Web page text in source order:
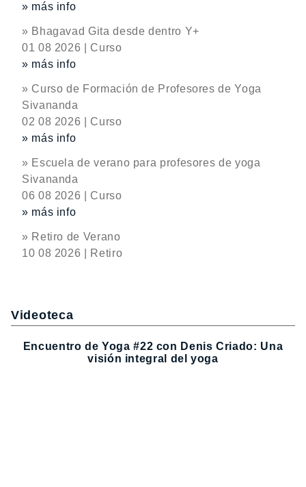
» más info
» Bhagavad Gita desde dentro Y+
01 08 2026 | Curso
» más info
» Curso de Formación de Profesores de Yoga
Sivananda
02 08 2026 | Curso
» más info
» Escuela de verano para profesores de yoga
Sivananda
06 08 2026 | Curso
» más info
» Retiro de Verano
10 08 2026 | Retiro
Videoteca
Encuentro de Yoga #22 con Denis Criado: Una
visión integral del yoga